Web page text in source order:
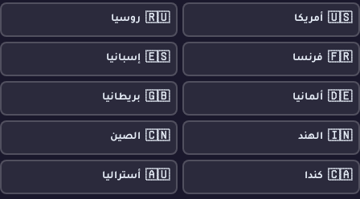
🇺🇸 أمريكا 🇷🇺 روسيا
🇫🇷 فرنسا 🇪🇸 إسبانيا
🇩🇪 ألمانيا 🇬🇧 بريطانيا
🇮🇳 الهند 🇨🇳 الصين
🇨🇦 كندا 🇦🇺 أستراليا